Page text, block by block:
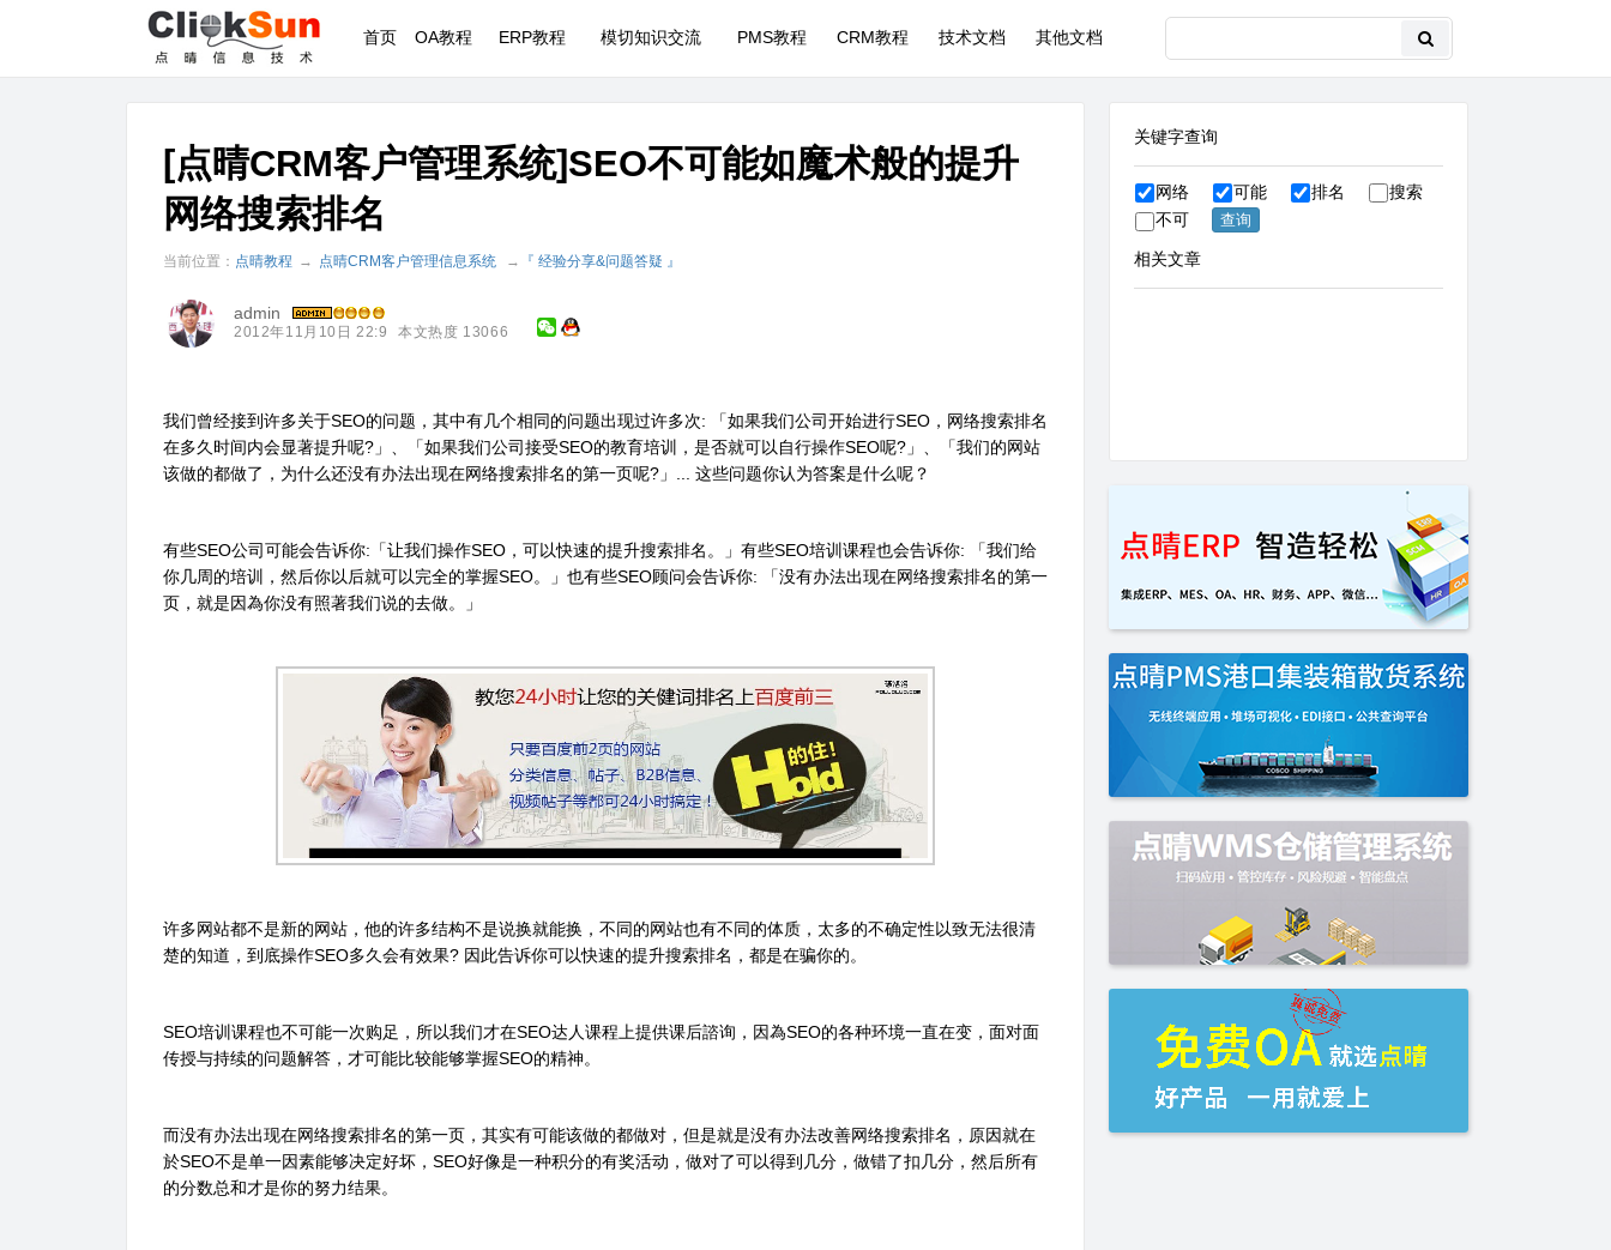
首页 OA教程 ERP教程 模切知识交流 PMS教程 CRM教程 技术文档 其他文档
[点晴CRM客户管理系统]SEO不可能如魔术般的提升
网络搜索排名
当前位置： 点晴教程 → 点晴CRM客户管理信息系统 → 『 经验分享&问题答疑 』
admin
2012年11月10日 22:9 本文热度 13066
我们曾经接到许多关于SEO的问题，其中有几个相同的问题出现过许多次: 「如果我们公司开始进行SEO，网络搜索排名
在多久时间内会显著提升呢?」、「如果我们公司接受SEO的教育培训，是否就可以自行操作SEO呢?」、「我们的网站
该做的都做了，为什么还没有办法出现在网络搜索排名的第一页呢?」... 这些问题你认为答案是什么呢？
有些SEO公司可能会告诉你:「让我们操作SEO，可以快速的提升搜索排名。」有些SEO培训课程也会告诉你: 「我们给
你几周的培训，然后你以后就可以完全的掌握SEO。」也有些SEO顾问会告诉你: 「没有办法出现在网络搜索排名的第一
页，就是因為你没有照著我们说的去做。」
许多网站都不是新的网站，他的许多结构不是说换就能换，不同的网站也有不同的体质，太多的不确定性以致无法很清
楚的知道，到底操作SEO多久会有效果? 因此告诉你可以快速的提升搜索排名，都是在骗你的。
SEO培训课程也不可能一次购足，所以我们才在SEO达人课程上提供课后諮询，因為SEO的各种环境一直在变，面对面
传授与持续的问题解答，才可能比较能够掌握SEO的精神。
而没有办法出现在网络搜索排名的第一页，其实有可能该做的都做对，但是就是没有办法改善网络搜索排名，原因就在
於SEO不是单一因素能够决定好坏，SEO好像是一种积分的有奖活动，做对了可以得到几分，做错了扣几分，然后所有
的分数总和才是你的努力结果。
关键字查询
网络 可能 排名
搜索
不可
相关文章